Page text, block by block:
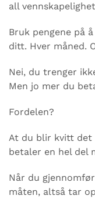
all
Bruk pengene på
ditt. Hver måned.
Nei, du trenger
Men jo mer du
Fordelen?
At du blir kvitt det
betaler en hel del
Når du
måten, altså tar